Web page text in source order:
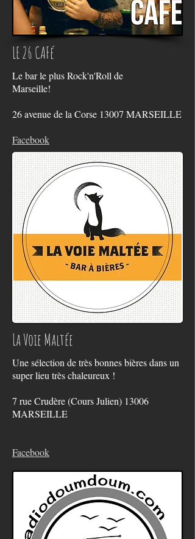
LE 26 CAFé
Le bar le plus Rock'n'Roll de
Marseille!
26 avenue de la Corse 13007 MARSEILLE
Facebook
La Voie Maltée
Une sélection de très bonnes bières dans un
super lieu très chaleureux !
7 rue Crudère (Cours Julien) 13006
MARSEILLE
Facebook